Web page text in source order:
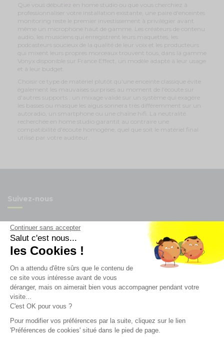
Continuer sans accepter
Salut c'est nous...
les Cookies !
On a attendu d'être sûrs que le contenu de
ce site vous intéresse avant de vous
déranger, mais on aimerait bien vous accompagner pendant votre
visite...
C'est OK pour vous ?
Pour modifier vos préférences par la suite, cliquez sur le lien
'Préférences de cookies' situé dans le pied de page.
Que vous débutiez en home studio ou que vous cherchiez à
professionnaliser votre installation existante, une paire d'enceintes
monitoring reste le premier investissement à privilégier avant
même un microphone haut de gamme. Les créateurs de contenu
audio, les musiciens qui enregistrent leurs maquettes, les
podcasteurs soucieux de la qualité de leur voix et les producteurs
qui mixent leurs propres morceaux trouvent tous, dans la gamme
Vonyx disponible sur France Effect, un modèle adapté à leur usage
et à leur budget.
Choisir ce type de matériel plutôt qu'une enceinte classique évite
également les mauvaises surprises au moment de l'écoute sur
d'autres supports : un mixage validé sur un système qui exagère
les basses ou masque les aigus sonnera très différemment sur un
autoradio, un smartphone ou une chaîne hifi. La neutralité
recherchée en home studio garantit au contraire une
compatibilité d'écoute homogène, quel que soit le matériel final
utilisé par votre auditeur.
Suivez-nous
Newsletter
Enregistrez vous à la newsletter
Restez à l'actualité sur nos produits et les offres du
moment